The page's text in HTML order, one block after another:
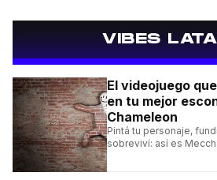
VIBES
El videojuego
en tu mejor
Chameleon
Pintá tu personaje,
sobreviví: así es